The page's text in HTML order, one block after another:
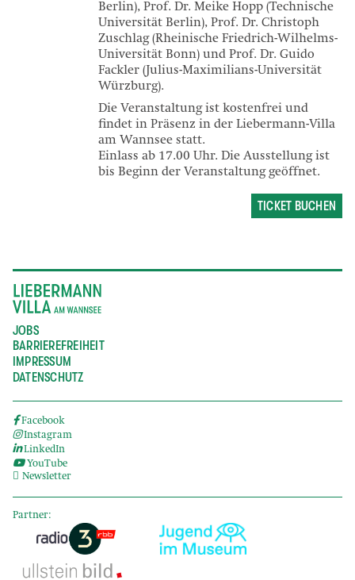
Berlin), Prof. Dr. Meike Hopp (Technische
Universität Berlin), Prof. Dr. Christoph
Zuschlag (Rheinische Friedrich-Wilhelms-
Universität Bonn) und Prof. Dr. Guido
Fackler (Julius-Maximilians-Universität
Würzburg).
Die Veranstaltung ist kostenfrei und
findet in Präsenz in der Liebermann-Villa
am Wannsee statt.
Einlass ab 17.00 Uhr. Die Ausstellung ist
bis Beginn der Veranstaltung geöffnet.
TICKET BUCHEN
JOBS
BARRIEREFREIHEIT
IMPRESSUM
DATENSCHUTZ
Facebook
Instagram
LinkedIn
YouTube
Newsletter
Partner: